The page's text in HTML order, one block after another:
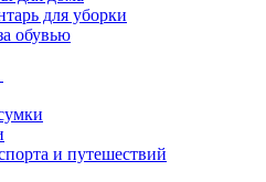
для уборки
обувью
и путешествий